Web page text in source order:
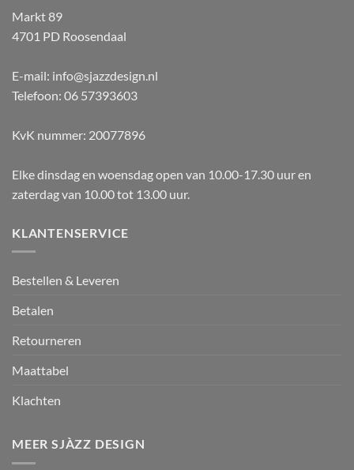
Markt 89
4701 PD Roosendaal
E-mail: info@sjazzdesign.nl
Telefoon: 06 57393603
KvK nummer: 20077896
Elke dinsdag en woensdag open van 10.00-17.30 uur en
zaterdag van 10.00 tot 13.00 uur.
KLANTENSERVICE
Bestellen & Leveren
Betalen
Retourneren
Maattabel
Klachten
MEER SJÀZZ DESIGN